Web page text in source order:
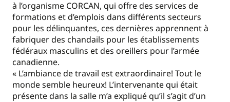
à l’organisme CORCAN, qui offre des services de
formations et d’emplois dans différents secteurs
pour les délinquantes, ces dernières apprennent à
fabriquer des chandails pour les établissements
fédéraux masculins et des oreillers pour l’armée
canadienne.
« L’ambiance de travail est extraordinaire! Tout le
monde semble heureux! L’intervenante qui était
présente dans la salle m’a expliqué qu’il s’agit d’un